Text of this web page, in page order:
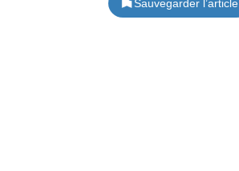
Sauvegarder l’article